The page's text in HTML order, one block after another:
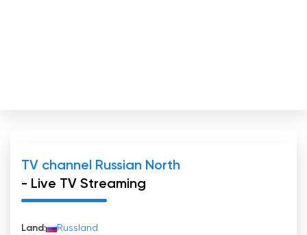
TV channel Russian North
- Live TV Streaming
Land:
Russland